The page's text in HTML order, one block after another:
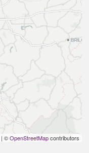
| ©OpenStreetMapcontributors